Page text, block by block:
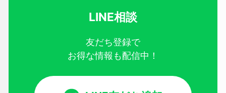
LINE相談
友だち登録で
お得な情報も配信中！